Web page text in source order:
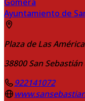
Ayuntamiento de
Plaza de Las
38800 San
922141072